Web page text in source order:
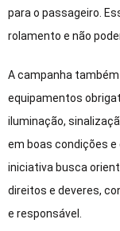
para o passageiro.
rolamento e não
A campanha
equipamentos
iluminação,
em boas condições
iniciativa busca
direitos e deveres,
e responsável.